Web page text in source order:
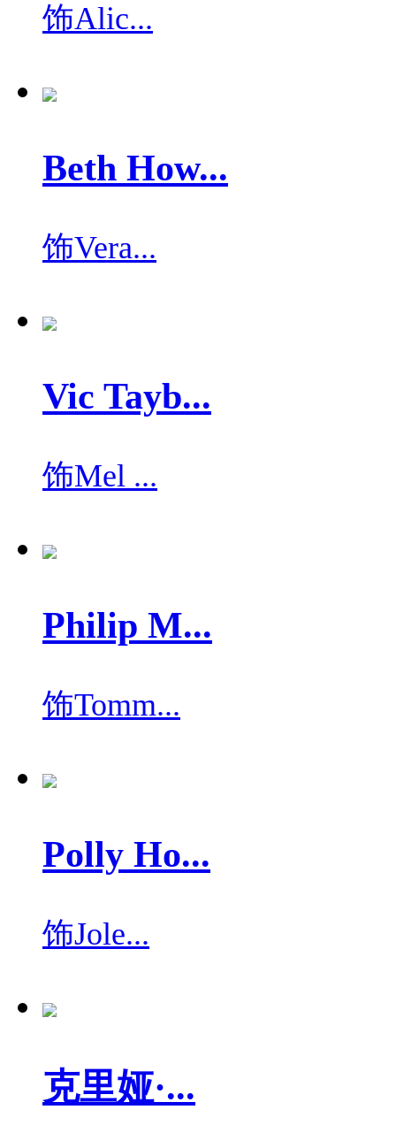
饰Alic...
Beth How...
饰Vera...
Vic Tayb...
饰Mel ...
Philip M...
饰Tomm...
Polly Ho...
饰Jole...
克里娅·...